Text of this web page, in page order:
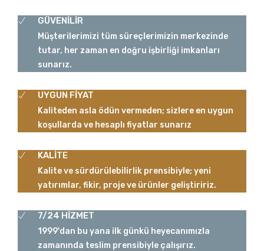
GÜVENİLİR
Müşterilerimizi tüm süreçlerimizin merkezinde
tutar, her zaman en doğru işbirliği imkanları
sunarız.
UYGUN FİYAT
Kaliteden asla ödün vermeden; sizlere en uygun
koşullarda ve hesaplı fiyatlar sunarız
KALİTE
Kalite ve sürdürülebilirlik prensibiyle; yeni
yatırımlar, fikir, proje ve ürünler geliştiririz.
7/24 HİZMET
1999'dan bu yana ilk günkü heyecanımızla
zamanında teslim prensibiyle çalışırız.